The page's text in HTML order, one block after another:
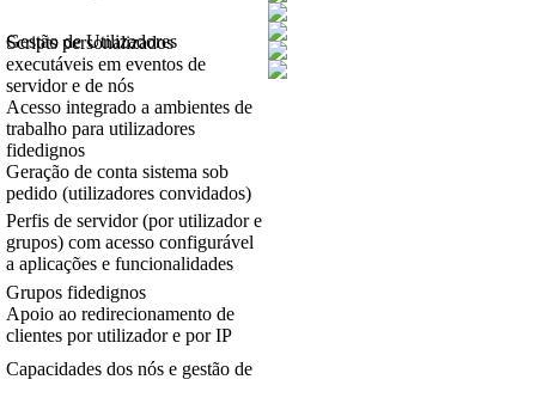
Gestão de Utilizadores
Scripts personalizados
executáveis em eventos de
servidor e de nós
Acesso integrado a ambientes de
trabalho para utilizadores
fidedignos
Geração de conta sistema sob
pedido (utilizadores convidados)
Perfis de servidor (por utilizador e
grupos) com acesso configurável
a aplicações e funcionalidades
Grupos fidedignos
Apoio ao redirecionamento de
clientes por utilizador e por IP
Capacidades dos nós e gestão de